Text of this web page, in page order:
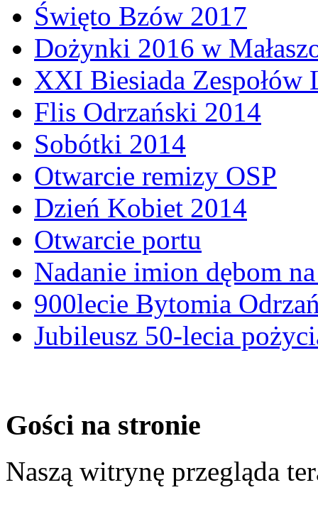
Święto Bzów 2017
Dożynki 2016 w
XXI Biesiada Zespołów
Flis Odrzański 2014
Sobótki 2014
Otwarcie remizy OSP
Dzień Kobiet 2014
Otwarcie portu
Nadanie imion dębom
900lecie Bytomia
Jubileusz 50-lecia
Gości na stronie
Naszą witrynę przegląda